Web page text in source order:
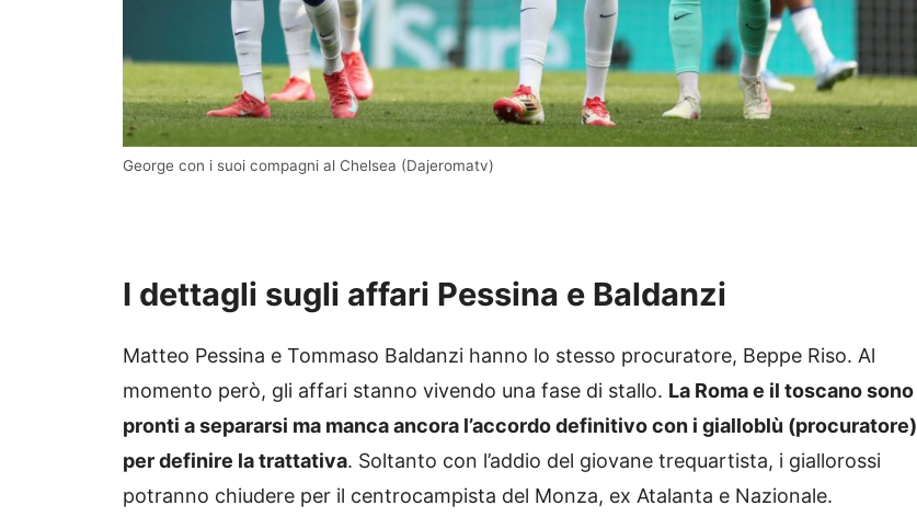
George con i suoi compagni al Chelsea (Dajeromatv)
I dettagli sugli affari Pessina e Baldanzi
Matteo Pessina e Tommaso Baldanzi hanno lo stesso procuratore, Beppe Riso. Al
momento però, gli affari stanno vivendo una fase di stallo. La Roma e il toscano sono
pronti a separarsi ma manca ancora l’accordo definitivo con i gialloblù (procuratore)
per definire la trattativa. Soltanto con l’addio del giovane trequartista, i giallorossi
potranno chiudere per il centrocampista del Monza, ex Atalanta e Nazionale.